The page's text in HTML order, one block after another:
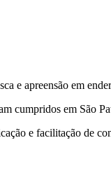
e apreensão em
cumpridos em São
e facilitação de